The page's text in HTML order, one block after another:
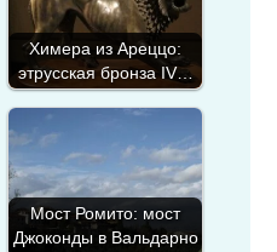
Химера из Ареццо:
этрусская бронза IV…
Мост Ромито: мост
Джоконды в Вальдарно